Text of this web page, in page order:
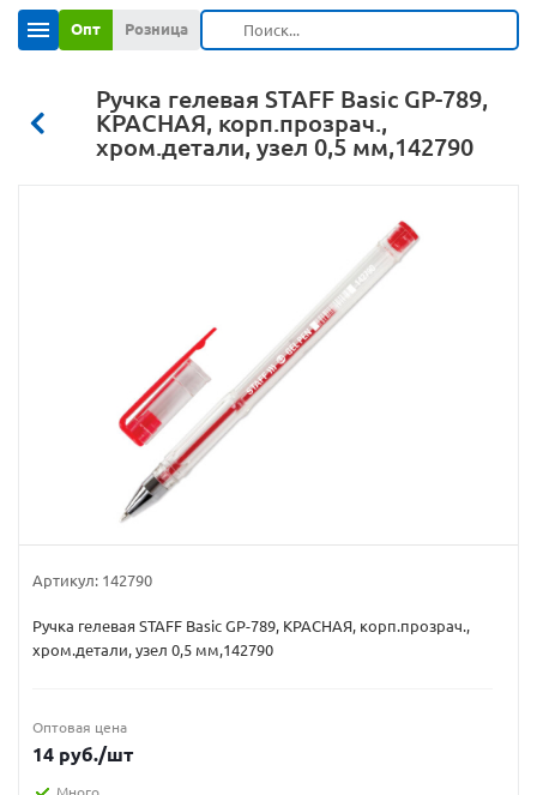
Опт Розница
Ручка гелевая STAFF Basic GP-789,
КРАСНАЯ, корп.прозрач.,
хром.детали, узел 0,5 мм,142790
Артикул: 142790
Ручка гелевая STAFF Basic GP-789, КРАСНАЯ, корп.прозрач.,
хром.детали, узел 0,5 мм,142790
Оптовая цена
14 руб./шт